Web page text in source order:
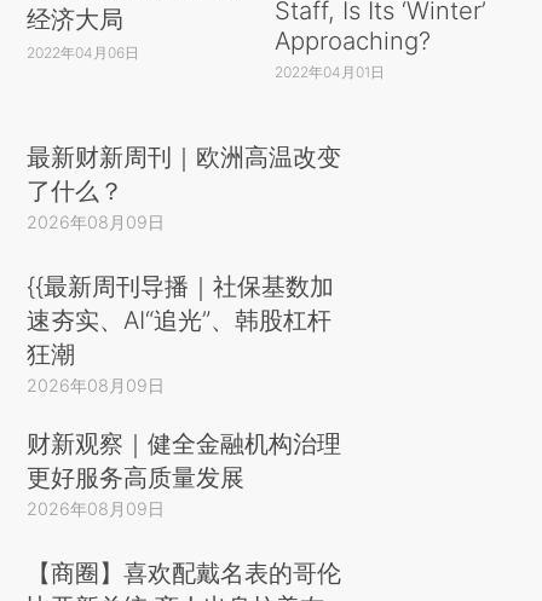
经济大局
2022年04月06日
Staff, Is Its ‘Winter’
Approaching?
2022年04月01日
最新财新周刊｜欧洲高温改变
了什么？
2026年08月09日
{{最新周刊导播｜社保基数加
速夯实、AI“追光”、韩股杠杆
狂潮
2026年08月09日
财新观察｜健全金融机构治理
更好服务高质量发展
2026年08月09日
【商圈】喜欢配戴名表的哥伦